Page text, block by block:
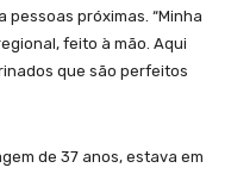
pessoas próximas. “Minha
feito à mão. Aqui
que são perfeitos
de 37 anos, estava em